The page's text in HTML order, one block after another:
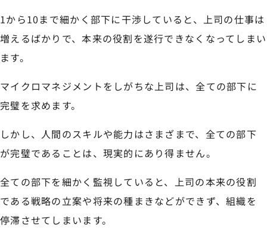
1から10まで細かく部下に干渉していると、上司の仕事は
増えるばかりで、本来の役割を遂行できなくなってしまい
ます。
マイクロマネジメントをしがちな上司は、全ての部下に
完璧を求めます。
しかし、人間のスキルや能力はさまざまで、全ての部下
が完璧であることは、現実的にあり得ません。
全ての部下を細かく監視していると、上司の本来の役割
である戦略の立案や将来の種まきなどができず、組織を
停滞させてしまいます。